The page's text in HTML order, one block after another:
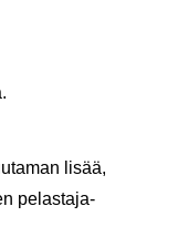
lisää,
pe­las­ta­ja­